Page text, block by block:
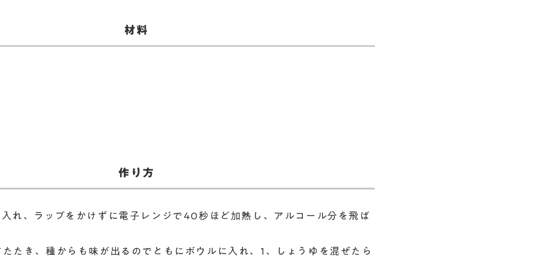
​材料
作り方
れ、ラップをかけずに電子レンジで40秒ほど加熱し、アルコール分を飛ば
たき、種からも味が出るのでともにボウルに入れ、1、しょうゆを混ぜたら